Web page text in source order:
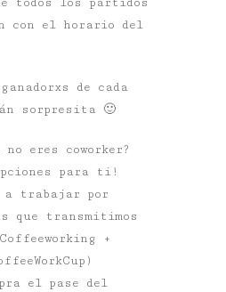
con el horario del
de cada
sorpresita 🙂
eres coworker?
para ti!
a trabajar por
que transmitimos
+
el pase del